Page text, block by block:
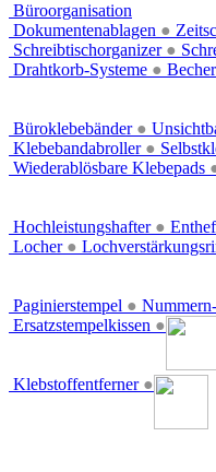
Büroorganisation
Dokumentenablagen ●
Schreibtischorganizer ●
Drahtkorb-Systeme ● Becher
Büroklebebänder ●
Klebebandabroller ●
Wiederablösbare Klebepads
Hochleistungshafter ●
Locher ●
Paginierstempel ●
Ersatzstempelkissen ●
Klebstoffentferner ●